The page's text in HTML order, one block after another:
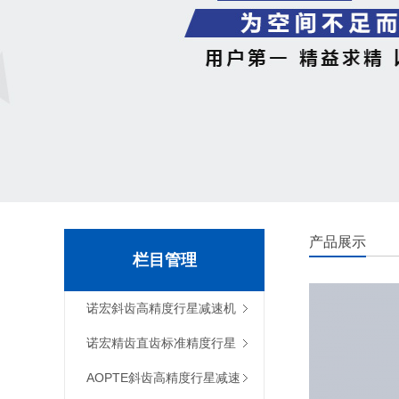
栏目管理
诺宏斜齿高精度行星减速机
诺宏精齿直齿标准精度行星
减速机
AOPTE斜齿高精度行星减速
产品展示